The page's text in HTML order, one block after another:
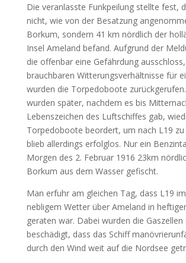
Die veranlasste Funkpeilung stellte fest,
nicht, wie von der Besatzung
Borkum, sondern 41 km nördlich der
Insel Ameland befand. Aufgrund der
die offenbar eine Gefährdung
brauchbaren Witterungsverhältnisse für
wurden die Torpedoboote
wurden später, nachdem es bis
Lebenszeichen des Luftschiffes gab,
Torpedoboote beordert, um nach L19 zu
blieb allerdings erfolglos. Nur ein
Morgen des 2. Februar 1916 23km
Borkum aus dem Wasser gefischt.
Man erfuhr am gleichen Tag, dass L19
nebligem Wetter über Ameland in
geraten war. Dabei wurden die
beschädigt, dass das Schiff
durch den Wind weit auf die Nordsee